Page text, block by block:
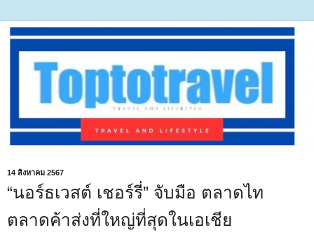
14 สิงหาคม 2567
“นอร์ธเวสต์ เชอร์รี่” จับมือ ตลาดไท
ตลาดค้าส่งที่ใหญ่ที่สุดในเอเชีย